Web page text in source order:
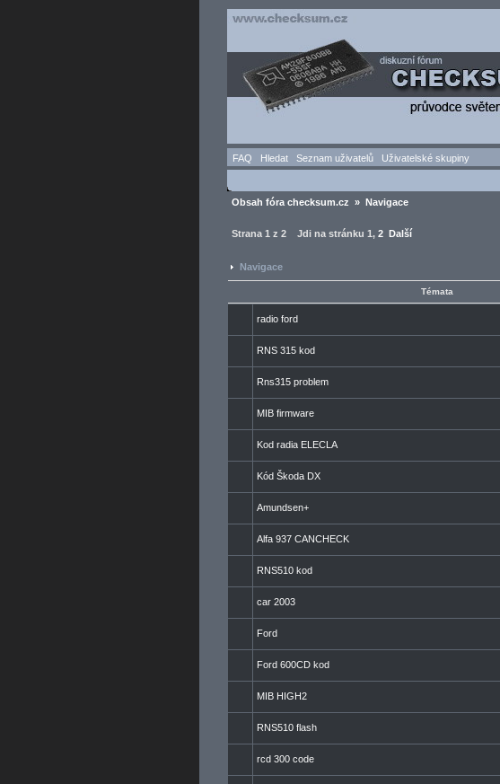
FAQ Hledat Seznam uživatelů Uživatelské skupiny
Obsah fóra checksum.cz » Navigace
Strana 1 z 2 Jdi na stránku 1, 2 Další
Navigace
Témata
radio ford
RNS 315 kod
Rns315 problem
MIB firmware
Kod radia ELECLA
Kód Škoda DX
Amundsen+
Alfa 937 CANCHECK
RNS510 kod
car 2003
Ford
Ford 600CD kod
MIB HIGH2
RNS510 flash
rcd 300 code